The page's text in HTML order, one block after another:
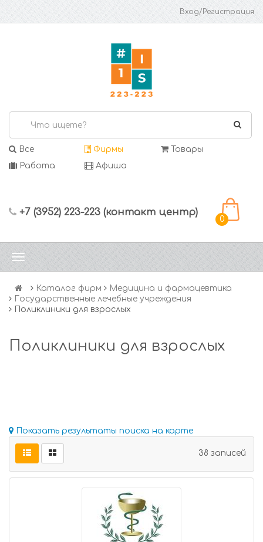
Вход/Регистрация
Все Фирмы
Товары
Работа
Афиша
+7 (3952) 223-223 (контакт центр)
0
Каталог фирм
Медицина и фармацевтика
Государственные лечебные учреждения
Поликлиники для взрослых
Поликлиники для взрослых
Показать результаты поиска на карте
38 записей